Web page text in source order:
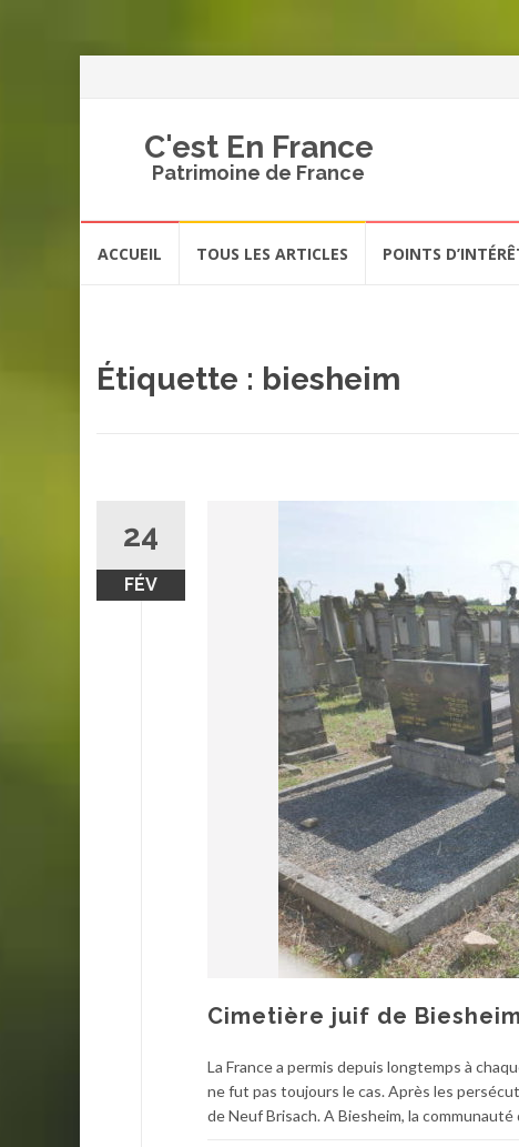
C'est En France
Patrimoine de France
ACCUEIL TOUS LES ARTICLES POINTS
Étiquette : biesheim
24
FÉV
Cimetière juif de Biesheim
La France a permis depuis longtemps à
ne fut pas toujours le cas. Après les
de Neuf Brisach. A Biesheim, la